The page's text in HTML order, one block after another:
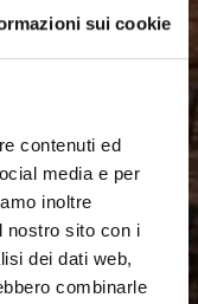
sui cookie
contenuti ed
media e per
inoltre
nostro sito con i
dei dati web,
combinarle